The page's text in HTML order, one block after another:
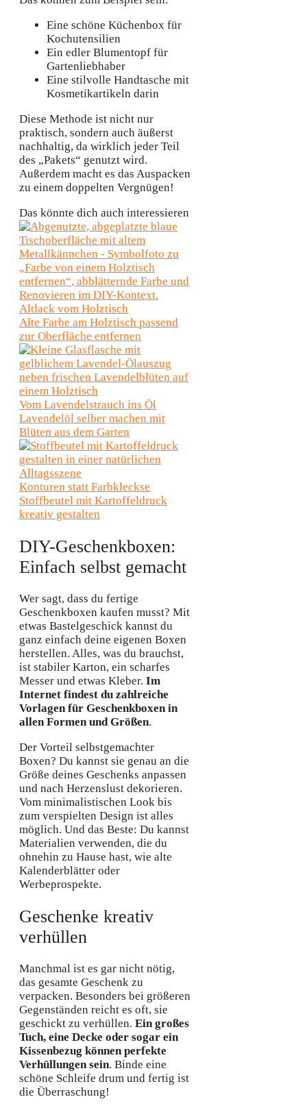
Eine schöne Küchenbox für
Kochutensilien
Ein edler Blumentopf für
Gartenliebhaber
Eine stilvolle Handtasche mit
Kosmetikartikeln darin
Diese Methode ist nicht nur
praktisch, sondern auch äußerst
nachhaltig, da wirklich jeder Teil
des „Pakets“ genutzt wird.
Außerdem macht es das Auspacken
zu einem doppelten Vergnügen!
Das könnte dich auch interessieren
Altlack vom Holztisch
Alte Farbe am Holztisch passend
zur Oberfläche entfernen
Vom Lavendelstrauch ins Öl
Lavendelöl selber machen mit
Blüten aus dem Garten
Konturen statt Farbkleckse
Stoffbeutel mit Kartoffeldruck
kreativ gestalten
DIY-Geschenkboxen:
Einfach selbst gemacht
Wer sagt, dass du fertige
Geschenkboxen kaufen musst? Mit
etwas Bastelgeschick kannst du
ganz einfach deine eigenen Boxen
herstellen. Alles, was du brauchst,
ist stabiler Karton, ein scharfes
Messer und etwas Kleber. Im
Internet findest du zahlreiche
Vorlagen für Geschenkboxen in
allen Formen und Größen.
Der Vorteil selbstgemachter
Boxen? Du kannst sie genau an die
Größe deines Geschenks anpassen
und nach Herzenslust dekorieren.
Vom minimalistischen Look bis
zum verspielten Design ist alles
möglich. Und das Beste: Du kannst
Materialien verwenden, die du
ohnehin zu Hause hast, wie alte
Kalenderblätter oder
Werbeprospekte.
Geschenke kreativ
verhüllen
Manchmal ist es gar nicht nötig,
das gesamte Geschenk zu
verpacken. Besonders bei größeren
Gegenständen reicht es oft, sie
geschickt zu verhüllen. Ein großes
Tuch, eine Decke oder sogar ein
Kissenbezug können perfekte
Verhüllungen sein. Binde eine
schöne Schleife drum und fertig ist
die Überraschung!